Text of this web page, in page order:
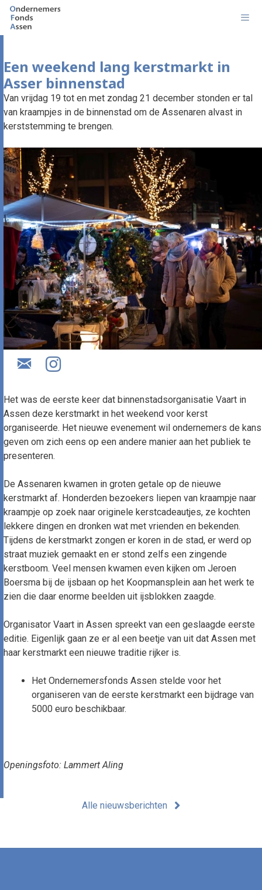
naar
de
Een weekend lang kerstmarkt in
Asser binnenstad
Van vrijdag 19 tot en met zondag 21 december stonden er tal
van kraampjes in de binnenstad om de Assenaren alvast in
kerststemming te brengen.
Het was de eerste keer dat binnenstadsorganisatie Vaart in
Assen deze kerstmarkt in het weekend voor kerst
organiseerde. Het nieuwe evenement wil ondernemers de kans
geven om zich eens op een andere manier aan het publiek te
presenteren.
De Assenaren kwamen in groten getale op de nieuwe
kerstmarkt af. Honderden bezoekers liepen van kraampje naar
kraampje op zoek naar originele kerstcadeautjes, ze kochten
lekkere dingen en dronken wat met vrienden en bekenden.
Tijdens de kerstmarkt zongen er koren in de stad, er werd op
straat muziek gemaakt en er stond zelfs een zingende
kerstboom. Veel mensen kwamen even kijken om Jeroen
Boersma bij de ijsbaan op het Koopmansplein aan het werk te
zien die daar enorme beelden uit ijsblokken zaagde.
Organisator Vaart in Assen spreekt van een geslaagde eerste
editie. Eigenlijk gaan ze er al een beetje van uit dat Assen met
haar kerstmarkt een nieuwe traditie rijker is.
Het Ondernemersfonds Assen stelde voor het
organiseren van de eerste kerstmarkt een bijdrage van
5000 euro beschikbaar.
Openingsfoto: Lammert Aling
Alle nieuwsberichten